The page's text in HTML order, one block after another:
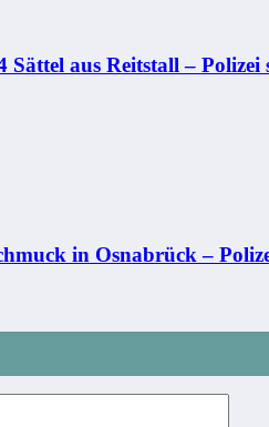
Sättel aus Reitstall – Polizei
in Osnabrück –